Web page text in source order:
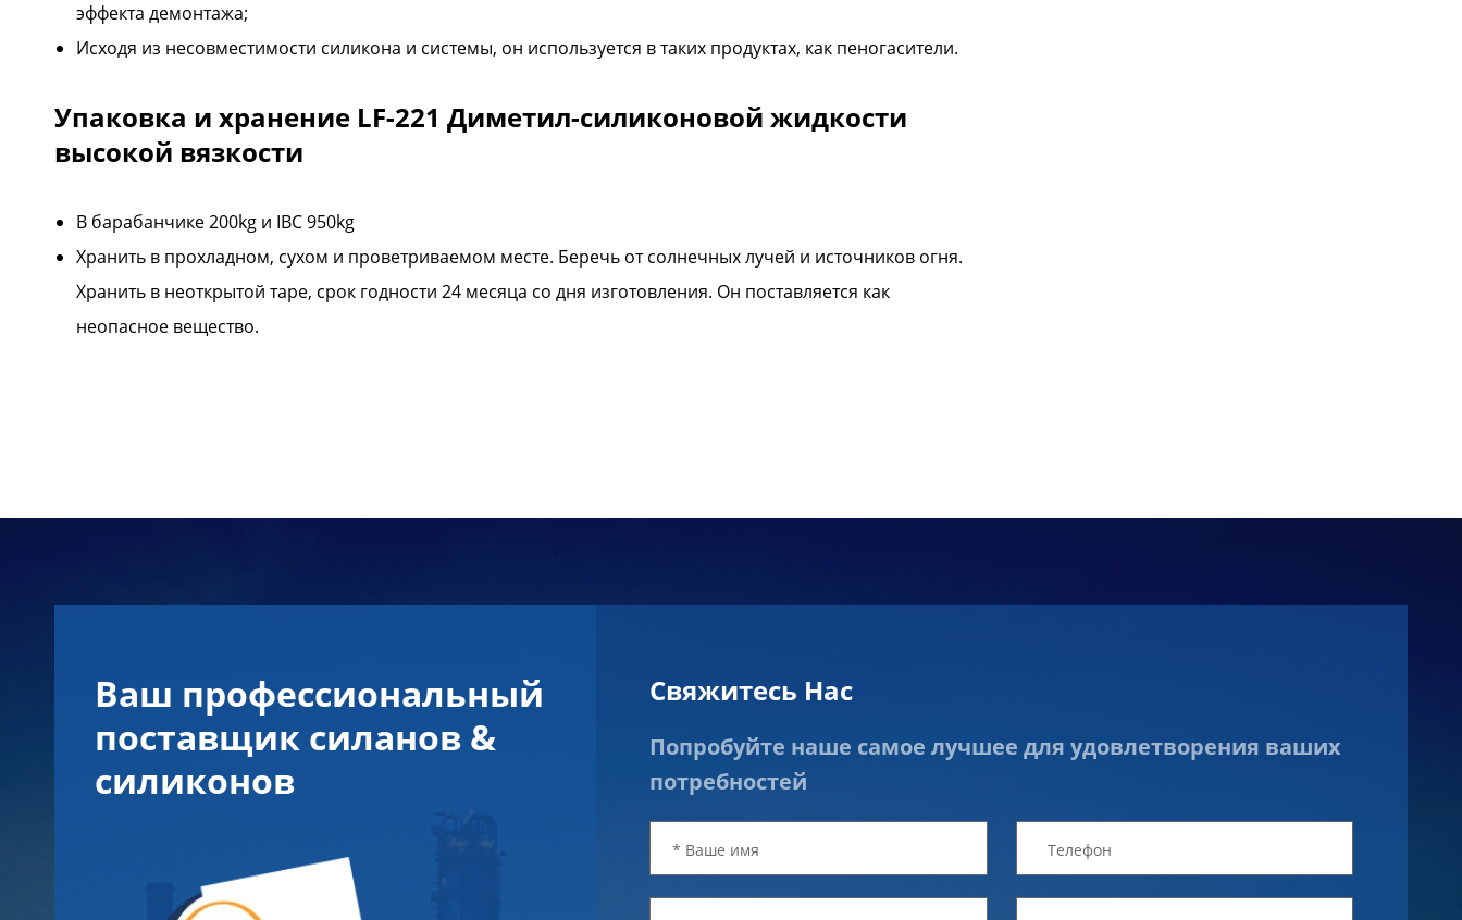
эффекта демонтажа;
Исходя из несовместимости силикона и системы, он используется в таких продуктах, как пеногасители.
Упаковка и хранение LF-221 Диметил-силиконовой жидкости
высокой вязкости
В барабанчике 200kg и IBC 950kg
Хранить в прохладном, сухом и проветриваемом месте. Беречь от солнечных лучей и источников огня.
Хранить в неоткрытой таре, срок годности 24 месяца со дня изготовления. Он поставляется как
неопасное вещество.
Ваш профессиональный
поставщик силанов &
силиконов
Свяжитесь Нас
Попробуйте наше самое лучшее для удовлетворения ваших
потребностей